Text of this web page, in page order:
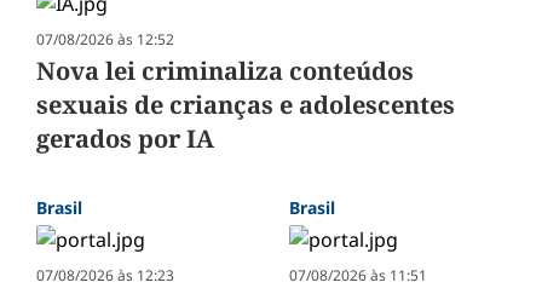
07/08/2026 às 12:52
Nova lei criminaliza conteúdos
sexuais de crianças e adolescentes
gerados por IA
Brasil
07/08/2026 às 12:23
Brasil
07/08/2026 às 11:51